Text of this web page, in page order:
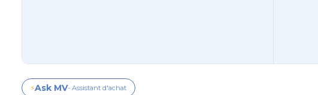
⚡Ask MV- Assistant d'achat